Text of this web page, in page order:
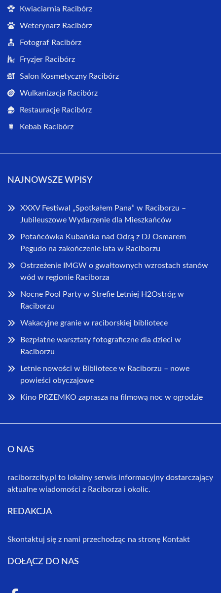
Kwiaciarnia Racibórz
Weterynarz Racibórz
Fotograf Racibórz
Fryzjer Racibórz
Salon Kosmetyczny Racibórz
Wulkanizacja Racibórz
Restauracje Racibórz
Kebab Racibórz
NAJNOWSZE WPISY
XXXV Festiwal „Spotkałem Pana” w Raciborzu –
Jubileuszowe Wydarzenie dla Mieszkańców
Potańcówka Kubańska nad Odrą z DJ Osmarem
Pegudo na zakończenie lata w Raciborzu
Ostrzeżenie IMGW o gwałtownych wzrostach stanów
wód w regionie Raciborza
Nocne Pool Party w Strefie Letniej H2Ostróg w
Raciborzu
Wakacyjne granie w raciborskiej bibliotece
Bezpłatne warsztaty fotograficzne dla dzieci w
Raciborzu
Letnie nowości w Bibliotece w Raciborzu – nowe
powieści obyczajowe
Kino PRZEMKO zaprasza na filmową noc w ogrodzie
O NAS
raciborzcity.pl to lokalny serwis informacyjny dostarczający
aktualne wiadomości z Raciborza i okolic.
REDAKCJA
Skontaktuj się z nami przechodząc na stronę Kontakt
DOŁĄCZ DO NAS